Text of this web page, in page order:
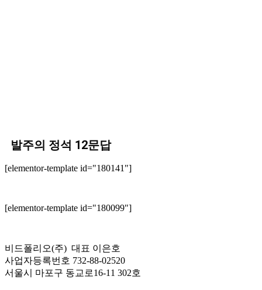
발주의 정석 12문답
[elementor-template id="180141"]
[elementor-template id="180099"]
비드폴리오(주) 대표 이은호
사업자등록번호 732-88-02520
서울시 마포구 동교로16-11 302호